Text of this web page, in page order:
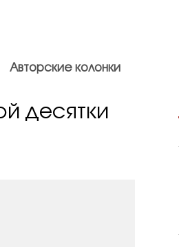
Авторские колонки
десятки